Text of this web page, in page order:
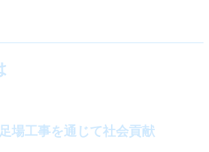
場工事を通じて社会貢献